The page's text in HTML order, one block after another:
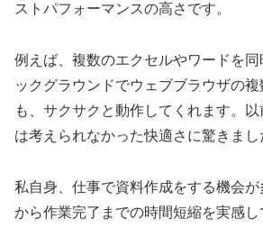
ストパフォーマンスの高さです。
例えば、複数のエクセルやワードを
ックグラウンドでウェブブラウザの
も、サクサクと動作してくれます。
は考えられなかった快適さに驚きまし
私自身、仕事で資料作成をする機会
から作業完了までの時間短縮を実感